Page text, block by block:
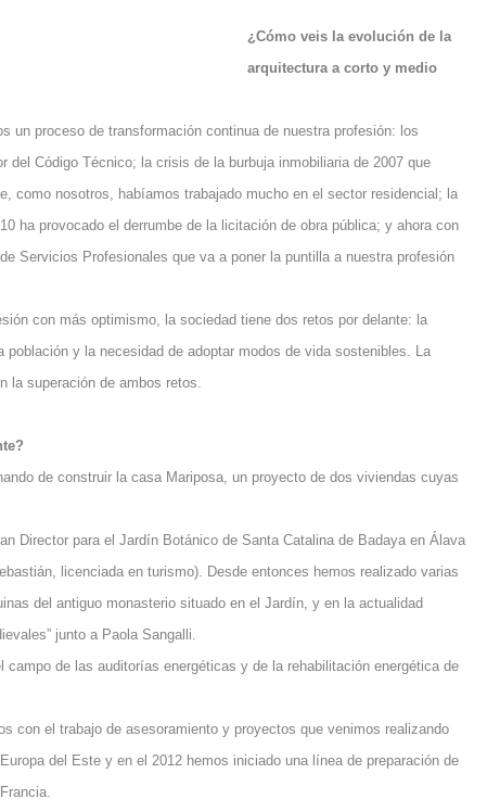
¿Cómo veis la evolución de la
arquitectura a corto y medio
un proceso de transformación continua de nuestra profesión: los
del Código Técnico; la crisis de la burbuja inmobiliaria de 2007 que
como nosotros, habíamos trabajado mucho en el sector residencial; la
ha provocado el derrumbe de la licitación de obra pública; y ahora con
Servicios Profesionales que va a poner la puntilla a nuestra profesión
con más optimismo, la sociedad tiene dos retos por delante: la
y la necesidad de adoptar modos de vida sostenibles. La
la superación de ambos retos.
de construir la casa Mariposa, un proyecto de dos viviendas cuyas
Director para el Jardín Botánico de Santa Catalina de Badaya en Álava
licenciada en turismo). Desde entonces hemos realizado varias
del antiguo monasterio situado en el Jardín, y en la actualidad
junto a Paola Sangalli.
de las auditorías energéticas y de la rehabilitación energética de
con el trabajo de asesoramiento y proyectos que venimos realizando
del Este y en el 2012 hemos iniciado una línea de preparación de